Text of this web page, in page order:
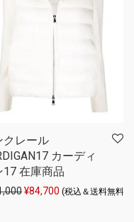
です。
クレール
カーディ
17 在庫商品
元の価格は ¥121,000 で
¥84,700 現在の価格は
(税込＆送料無料)